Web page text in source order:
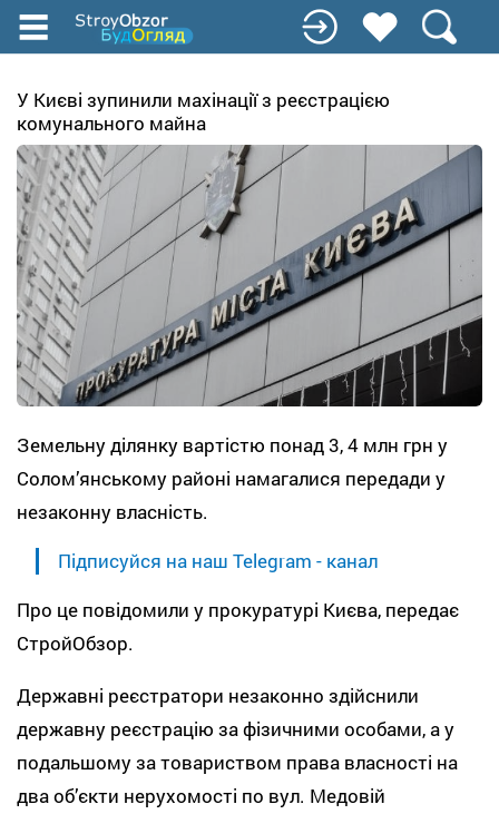
Перейти
содержанию
У Києві зупинили махінації з реєстрацією
комунального майна
Земельну ділянку вартістю понад 3, 4 млн грн у
Солом’янському районі намагалися передади у
незаконну власність.
Підписуйся на наш Telegram - канал
Про це повідомили у прокуратурі Києва, передає
СтройОбзор.
Державні реєстратори незаконно здійснили
державну реєстрацію за фізичними особами, а у
подальшому за товариством права власності на
два об’єкти нерухомості по вул. Медовій